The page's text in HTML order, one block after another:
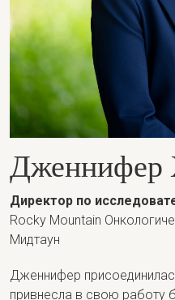
Дженнифер
Директор по
Rocky Mountain
Мидтаун
Дженнифер
привнесла в свою работу